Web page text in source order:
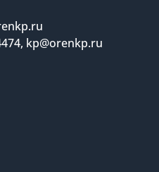
kp@orenkp.ru